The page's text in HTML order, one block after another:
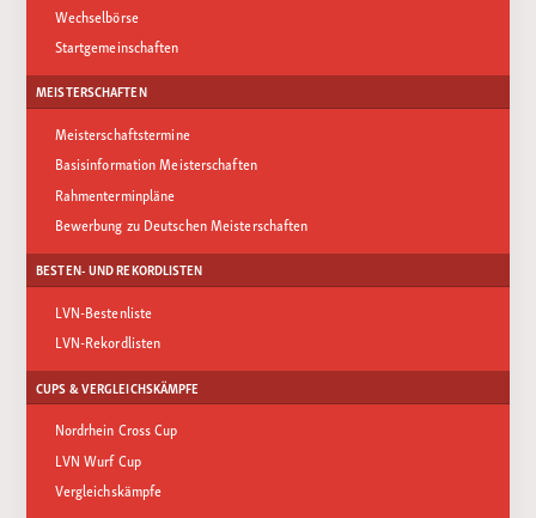
Wechselbörse
Startgemeinschaften
MEISTERSCHAFTEN
Meisterschaftstermine
Basisinformation Meisterschaften
Rahmenterminpläne
Bewerbung zu Deutschen Meisterschaften
BESTEN- UND REKORDLISTEN
LVN-Bestenliste
LVN-Rekordlisten
CUPS & VERGLEICHSKÄMPFE
Nordrhein Cross Cup
LVN Wurf Cup
Vergleichskämpfe